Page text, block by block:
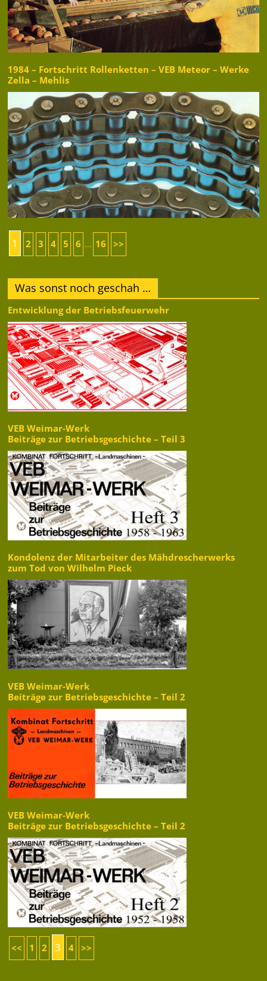
1984 – Fortschritt Rollenketten – VEB Meteor – Werke
Zella – Mehlis
1 2 3 4 5 6 ... 16 >>
Was sonst noch geschah …
Entwicklung der Betriebsfeuerwehr
VEB Weimar-Werk
Beiträge zur Betriebsgeschichte – Teil 3
Kondolenz der Mitarbeiter des Mähdrescherwerks
zum Tod von Wilhelm Pieck
VEB Weimar-Werk
Beiträge zur Betriebsgeschichte – Teil 2
VEB Weimar-Werk
Beiträge zur Betriebsgeschichte – Teil 2
<< 1 2 3 4 >>